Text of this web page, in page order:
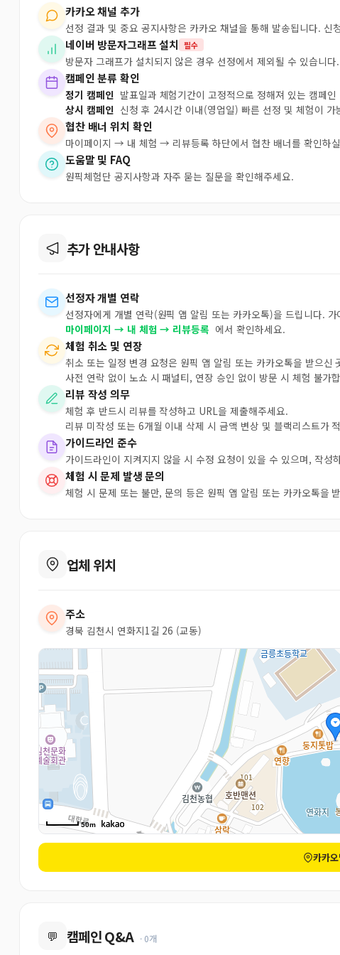
카카오 채널 추가
선정 결과 및 중요 공지사항은 카카오 채널을 통해 발송됩니다. 신
네이버 방문자그래프 설치 필수
방문자 그래프가 설치되지 않은 경우 선정에서 제외될 수 있습니
캠페인 분류 확인
정기 캠페인 발표일과 체험기간이 고정적으로 정해져 있는 캠페인
상시 캠페인 신청 후 24시간 이내(영업일) 빠른 선정 및 체험이 가
협찬 배너 위치 확인
마이페이지 → 내 체험 → 리뷰등록 하단에서 협찬 배너를 확인하
도움말 및 FAQ
원픽체험단 공지사항과 자주 묻는 질문을 확인해주세요.
추가 안내사항
선정자 개별 연락
선정자에게 개별 연락(원픽 앱 알림 또는 카카오톡)을 드립니다.
마이페이지 → 내 체험 → 리뷰등록 에서 확인하세요.
체험 취소 및 연장
취소 또는 일정 변경 요청은 원픽 앱 알림 또는 카카오톡을 받으신
사전 연락 없이 노쇼 시 패널티, 연장 승인 없이 방문 시 체험 불가
리뷰 작성 의무
체험 후 반드시 리뷰를 작성하고 URL을 제출해주세요.
리뷰 미작성 또는 6개월 이내 삭제 시 금액 변상 및 블랙리스트가
가이드라인 준수
가이드라인이 지켜지지 않을 시 수정 요청이 있을 수 있으며, 작성
체험 시 문제 발생 문의
체험 시 문제 또는 불만, 문의 등은 원픽 앱 알림 또는 카카오톡을
업체 위치
주소
경북 김천시 연화지1길 26 (교동)
50m
카카
💬 캠페인 Q&A · 0개